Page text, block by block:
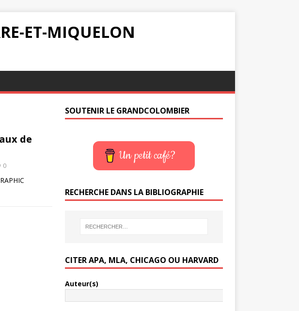
ET-MIQUELON
de
0
SOUTENIR LE GRANDCOLOMBIER
Un petit café?
RECHERCHE DANS LA BIBLIOGRAPHIE
CITER APA, MLA, CHICAGO OU HARVARD
Auteur(s)